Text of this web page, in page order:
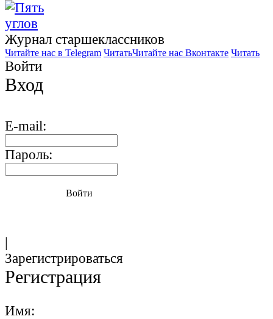
Журнал старшекласcников
Читайте нас в Telegram ЧитатьЧитайте нас Вконтакте Читать
Войти
Вход
E-mail:
Пароль:
Войти
|
Зарегистрироваться
Регистрация
Имя: